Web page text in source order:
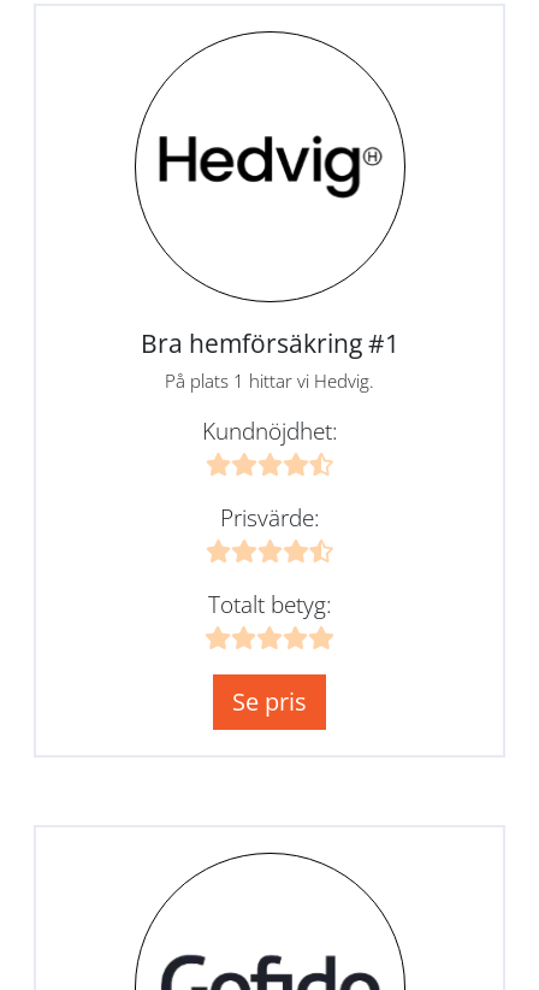
Bra hemförsäkring #1
På plats 1 hittar vi Hedvig.
Kundnöjdhet:
Prisvärde:
Totalt betyg:
Se pris